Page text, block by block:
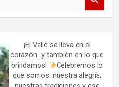
¡El Valle se lleva en el
corazón…y también en lo que
brindamos!
Celebremos lo
que somos: nuestra alegría,